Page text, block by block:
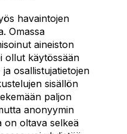
havaintojen
Omassa
aineiston
ollut käytössään
osallistujatietojen
sisällön
paljon
anonyymin
on oltava selkeä